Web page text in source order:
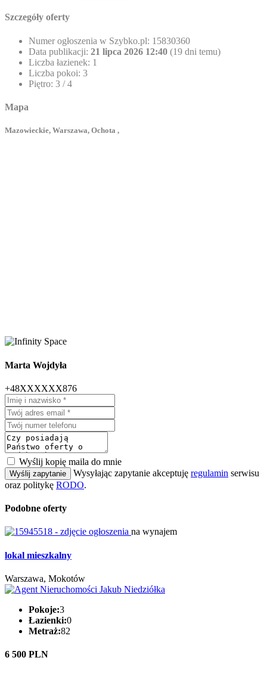
Szczegóły oferty
Numer ogłoszenia w Szybko.pl: 15830360
Data publikacji: 21 lipca 2026 12:40 (19 dni temu)
Liczba łazienek: 1
Liczba pokoi: 3
Piętro: 3 / 4
Mapa
Mazowieckie, Warszawa, Ochota ,
Marta Wojdyła
+48XXXXXX876
Wyślij kopię maila do mnie
Wyślij zapytanie Wysyłając zapytanie akceptuję regulamin serwisu
oraz politykę RODO.
Podobne oferty
na wynajem
lokal mieszkalny
Warszawa, Mokotów
Pokoje:3
Łazienki:0
Metraż:82
6 500 PLN